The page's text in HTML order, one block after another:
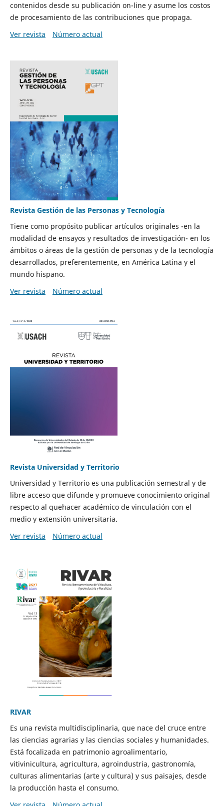
contenidos desde su publicación on-line y asume los costos
de procesamiento de las contribuciones que propaga.
Ver revista
Número actual
Revista Gestión de las Personas y Tecnología
Tiene como propósito publicar artículos originales -en la
modalidad de ensayos y resultados de investigación- en los
ámbitos o áreas de la gestión de personas y de la tecnología
desarrollados, preferentemente, en América Latina y el
mundo hispano.
Ver revista
Número actual
Revista Universidad y Territorio
Universidad y Territorio es una publicación semestral y de
libre acceso que difunde y promueve conocimiento original
respecto al quehacer académico de vinculación con el
medio y extensión universitaria.
Ver revista
Número actual
RIVAR
Es una revista multidisciplinaria, que nace del cruce entre
las ciencias agrarias y las ciencias sociales y humanidades.
Está focalizada en patrimonio agroalimentario,
vitivinicultura, agricultura, agroindustria, gastronomía,
culturas alimentarias (arte y cultura) y sus paisajes, desde
la producción hasta el consumo.